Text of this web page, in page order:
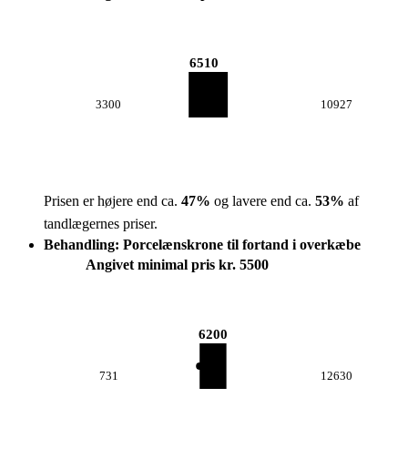
3300
6510
10927
Prisen er højere end ca. 47% og lavere end ca. 53% af
tandlægernes priser.
Behandling: Porcelænskrone til fortand i overkæbe
Angivet minimal pris kr. 5500
731
6200
12630